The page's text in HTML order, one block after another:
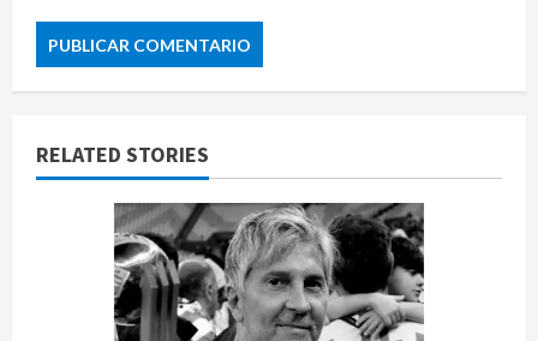
RELATED STORIES